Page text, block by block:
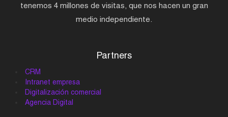
tenemos 4 millones de visitas, que nos hacen un gran
medio independiente.
Partners
CRM
Intranet empresa
Digitalización comercial
Agencia Digital